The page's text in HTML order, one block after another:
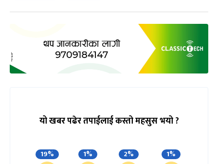
यो खबर पढेर तपाईलाई कस्तो महसुस भयो ?
19% 1% 2% 1%